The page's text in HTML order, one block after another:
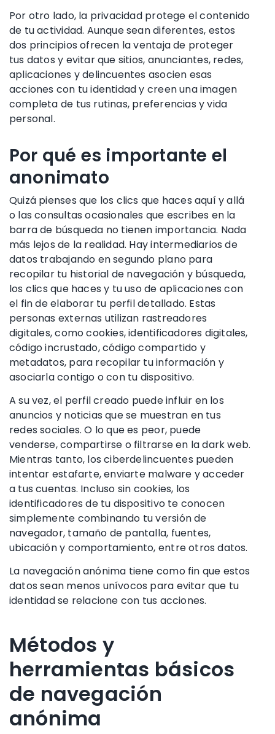
Por otro lado, la privacidad protege el contenido
de tu actividad. Aunque sean diferentes, estos
dos principios ofrecen la ventaja de proteger
tus datos y evitar que sitios, anunciantes, redes,
aplicaciones y delincuentes asocien esas
acciones con tu identidad y creen una imagen
completa de tus rutinas, preferencias y vida
personal.
Por qué es importante el
anonimato
Quizá pienses que los clics que haces aquí y allá
o las consultas ocasionales que escribes en la
barra de búsqueda no tienen importancia. Nada
más lejos de la realidad. Hay intermediarios de
datos trabajando en segundo plano para
recopilar tu historial de navegación y búsqueda,
los clics que haces y tu uso de aplicaciones con
el fin de elaborar tu perfil detallado. Estas
personas externas utilizan rastreadores
digitales, como cookies, identificadores digitales,
código incrustado, código compartido y
metadatos, para recopilar tu información y
asociarla contigo o con tu dispositivo.
A su vez, el perfil creado puede influir en los
anuncios y noticias que se muestran en tus
redes sociales. O lo que es peor, puede
venderse, compartirse o filtrarse en la dark web.
Mientras tanto, los ciberdelincuentes pueden
intentar estafarte, enviarte malware y acceder
a tus cuentas. Incluso sin cookies, los
identificadores de tu dispositivo te conocen
simplemente combinando tu versión de
navegador, tamaño de pantalla, fuentes,
ubicación y comportamiento, entre otros datos.
La navegación anónima tiene como fin que estos
datos sean menos unívocos para evitar que tu
identidad se relacione con tus acciones.
Métodos y
herramientas básicos
de navegación
anónima